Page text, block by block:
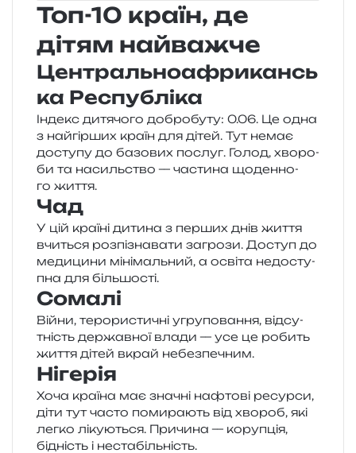
Топ-10 країн, де
дітям найважче
Центральноафрикансь
ка Республіка
Індекс дитя­чо­го добро­бу­ту: 0.06. Це одна
з най­гір­ших країн для дітей. Тут немає
досту­пу до базо­вих послуг. Голод, хво­ро­
би та насиль­ство — части­на щоден­но­
го життя.
Чад
У цій кра­ї­ні дити­на з пер­ших днів життя
вчи­ться роз­пі­зна­ва­ти загро­зи. Доступ до
меди­ци­ни міні­маль­ний, а осві­та недо­сту­
пна для більшості.
Сомалі
Війни, теро­ри­сти­чні угру­по­ва­н­ня, від­су­
тність дер­жав­ної влади — усе це робить
життя дітей вкрай небезпечним.
Нігерія
Хоча кра­ї­на має зна­чні нафто­ві ресур­си,
діти тут часто поми­ра­ють від хво­роб, які
легко ліку­ю­ться. Причина — кору­пція,
бідність і нестабільність.